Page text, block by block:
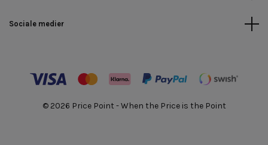
Sociale medier
© 2026 Price Point - When the Price is the Point